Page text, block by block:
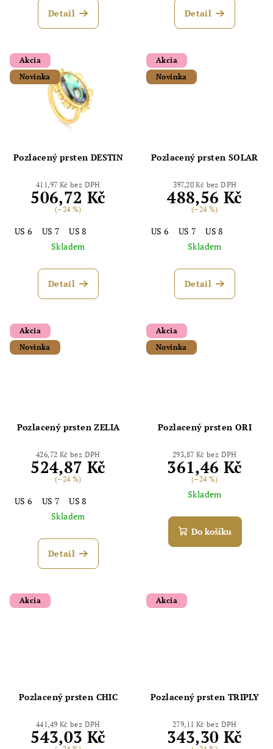
Detail Detail
Akcia
Novinka
Pozlacený prsten DESTIN
411,97 Kč bez DPH
506,72 Kč
(–24 %)
US 6 US 7
US 8
Skladem
Detail
Akcia
Novinka
Pozlacený prsten SOLAR
397,20 Kč bez DPH
488,56 Kč
(–24 %)
US 6 US 7
US 8
Skladem
Detail
Akcia
Novinka
Pozlacený prsten ZELIA
426,72 Kč bez DPH
524,87 Kč
(–24 %)
US 6 US 7
US 8
Skladem
Detail
Akcia
Novinka
Pozlacený prsten ORI
293,87 Kč bez DPH
361,46 Kč
(–24 %)
Skladem
Do košíku
Akcia
Pozlacený prsten CHIC
441,49 Kč bez DPH
543,03 Kč
Akcia
Pozlacený prsten TRIPLY
279,11 Kč bez DPH
343,30 Kč